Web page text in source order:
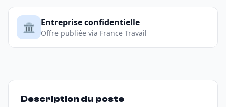
🏛️ Entreprise confidentielle
Offre publiée via France Travail
Description du poste